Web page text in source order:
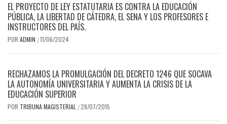
EL PROYECTO DE LEY ESTATUTARIA ES CONTRA LA EDUCACIÓN
PÚBLICA, LA LIBERTAD DE CÁTEDRA, EL SENA Y LOS PROFESORES E
INSTRUCTORES DEL PAÍS.
POR ADMIN /11/06/2024
RECHAZAMOS LA PROMULGACIÓN DEL DECRETO 1246 QUE SOCAVA
LA AUTONOMÍA UNIVERSITARIA Y AUMENTA LA CRISIS DE LA
EDUCACIÓN SUPERIOR
POR TRIBUNA MAGISTERIAL /28/07/2015